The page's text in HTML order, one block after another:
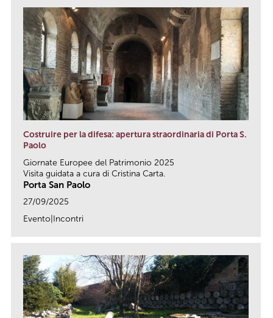
Costruire per la difesa: apertura straordinaria di Porta S.
Paolo
Giornate Europee del Patrimonio 2025
Visita guidata a cura di Cristina Carta.
Porta San Paolo
27/09/2025
Evento|Incontri